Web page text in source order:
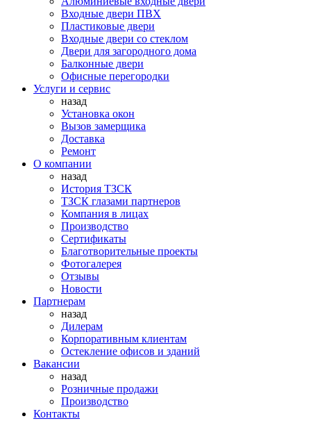
Входные двери ПВХ
Пластиковые двери
Входные двери со стеклом
Двери для загородного дома
Балконные двери
Офисные перегородки
Услуги и сервис
назад
Установка окон
Вызов замерщика
Доставка
Ремонт
О компании
назад
История ТЗСК
ТЗСК глазами партнеров
Компания в лицах
Производство
Сертификаты
Благотворительные проекты
Фотогалерея
Отзывы
Новости
Партнерам
назад
Дилерам
Корпоративным клиентам
Остекление офисов и зданий
Вакансии
назад
Розничные продажи
Производство
Контакты